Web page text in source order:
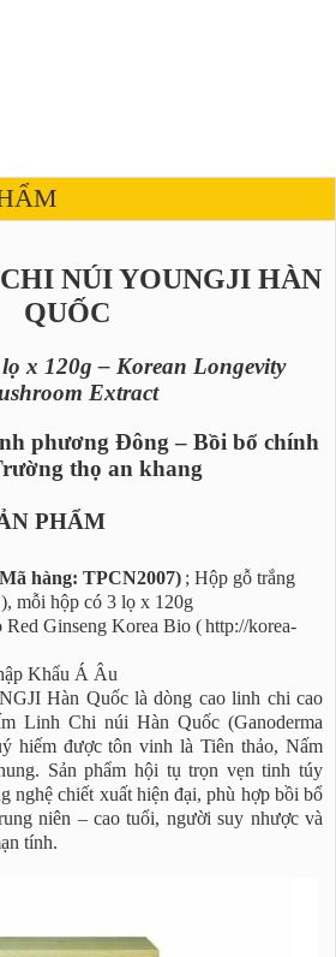
NÚI YOUNGJI HÀN
QUỐC
x 120g – Korean Longevity
Extract
phương Đông – Bồi bổ chính
thọ an khang
PHẨM
hàng: TPCN2007) ; Hộp gỗ trắng
), mỗi hộp có 3 lọ x 120g
Ginseng Korea Bio (http://korea-
Khẩu Á Âu
Hàn Quốc là dòng cao linh chi cao
Linh Chi núi Hàn Quốc (Ganoderma
hiếm được tôn vinh là Tiên thảo, Nấm
Sản phẩm hội tụ trọn vẹn tinh túy
nghệ chiết xuất hiện đại, phù hợp bồi bổ
niên – cao tuổi, người suy nhược và
tính.